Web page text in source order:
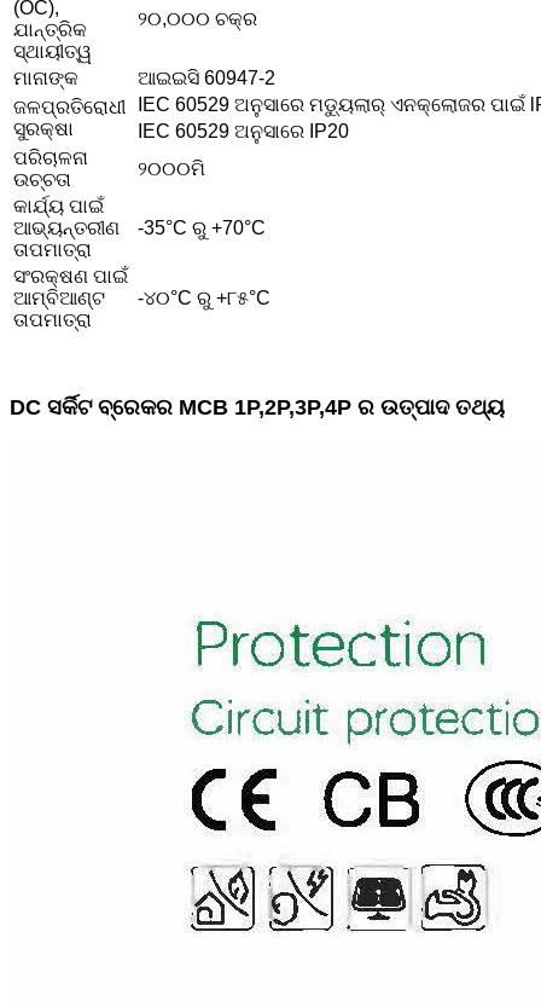
(OC),
ଯାନ୍ତ୍ରିକ
ସ୍ଥାୟୀତ୍ୱ
୨୦,୦୦୦ ଚକ୍ର
ମାନାଙ୍କ
ଆଇଇସି 60947-2
ଜଳପ୍ରତିରୋଧୀ
ସୁରକ୍ଷା
IEC 60529 ଅନୁସାରେ ମଡ୍ୟୁଲାର୍ ଏନକ୍ଲୋଜର ପାଇଁ
IEC 60529 ଅନୁସାରେ IP20
ପରିଚାଳନା
ଉଚ୍ଚତା
୨୦୦୦ମି
କାର୍ଯ୍ୟ ପାଇଁ
ଆଭ୍ୟନ୍ତରୀଣ
ତାପମାତ୍ରା
-35°C ରୁ +70°C
ସଂରକ୍ଷଣ ପାଇଁ
ଆମ୍ବିଆଣ୍ଟ
ତାପମାତ୍ରା
-୪୦°C ରୁ +୮୫°C
DC ସର୍କିଟ ବ୍ରେକର MCB 1P,2P,3P,4P ର ଉତ୍ପାଦ ତଥ୍ୟ